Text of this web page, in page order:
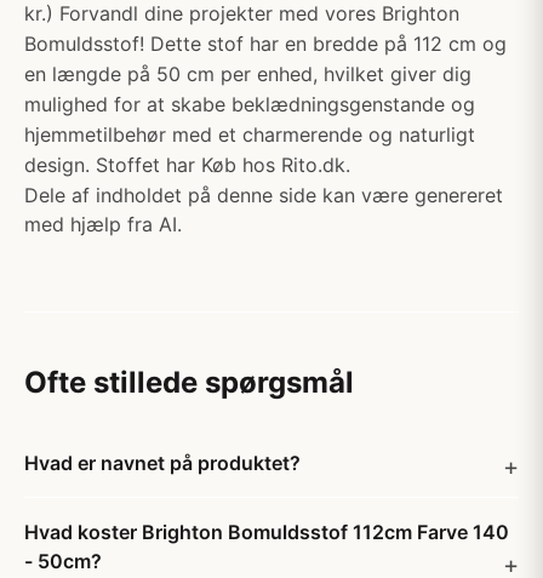
kr.) Forvandl dine projekter med vores Brighton
Bomuldsstof! Dette stof har en bredde på 112 cm og
en længde på 50 cm per enhed, hvilket giver dig
mulighed for at skabe beklædningsgenstande og
hjemmetilbehør med et charmerende og naturligt
design. Stoffet har Køb hos Rito.dk.
Dele af indholdet på denne side kan være genereret
med hjælp fra AI.
Ofte stillede spørgsmål
Hvad er navnet på produktet?
Hvad koster Brighton Bomuldsstof 112cm Farve 140
- 50cm?